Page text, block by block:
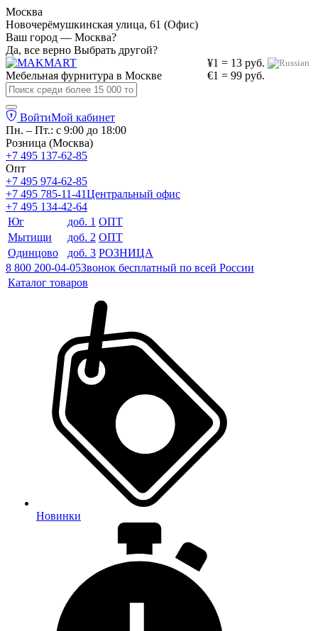
Москва
Новочерёмушкинская улица, 61 (Офис)
Ваш город — Москва?
Да, все верно Выбрать другой?
¥1 = 13 руб.
€1 = 99 руб.
Мебельная фурнитура в Москве
ВойтиМой кабинет
Пн. – Пт.: с 9:00 до 18:00
Розница (Москва)
+7 495 137-62-85
Опт
+7 495 974-62-85
+7 495 785-11-41Центральный офис
+7 495 134-42-64
Юг
доб. 1 ОПТ
Мытищи
доб. 2 ОПТ
Одинцово
доб. 3 РОЗНИЦА
8 800 200-04-05Звонок бесплатный по всей России
Каталог товаров
Новинки